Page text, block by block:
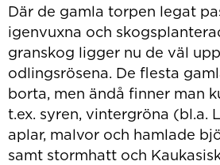
Där de gamla torpen legat
igenvuxna och
granskog ligger nu de väl
odlingsrösena. De flesta
borta, men ändå finner man
t.ex. syren, vintergröna (bl.a.
aplar, malvor och hamlade
samt stormhatt och